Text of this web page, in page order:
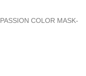
PASSION COLOR MASK-